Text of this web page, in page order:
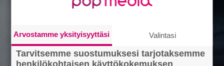
Arvostamme yksityisyyttäsi Valintasi
Tarvitsemme suostumuksesi tarjotaksemme
henkilökohtaisen käyttökokemuksen